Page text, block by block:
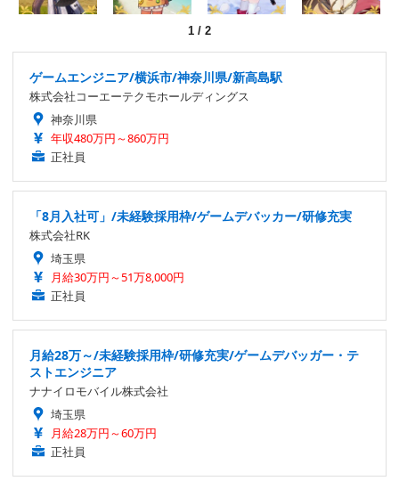
1 / 2
ゲームエンジニア/横浜市/神奈川県/新高島駅
株式会社コーエーテクモホールディングス
神奈川県
年収480万円～860万円
正社員
「8月入社可」/未経験採用枠/ゲームデバッカー/研修充実
株式会社RK
埼玉県
月給30万円～51万8,000円
正社員
月給28万～/未経験採用枠/研修充実/ゲームデバッガー・テ
ストエンジニア
ナナイロモバイル株式会社
埼玉県
月給28万円～60万円
正社員